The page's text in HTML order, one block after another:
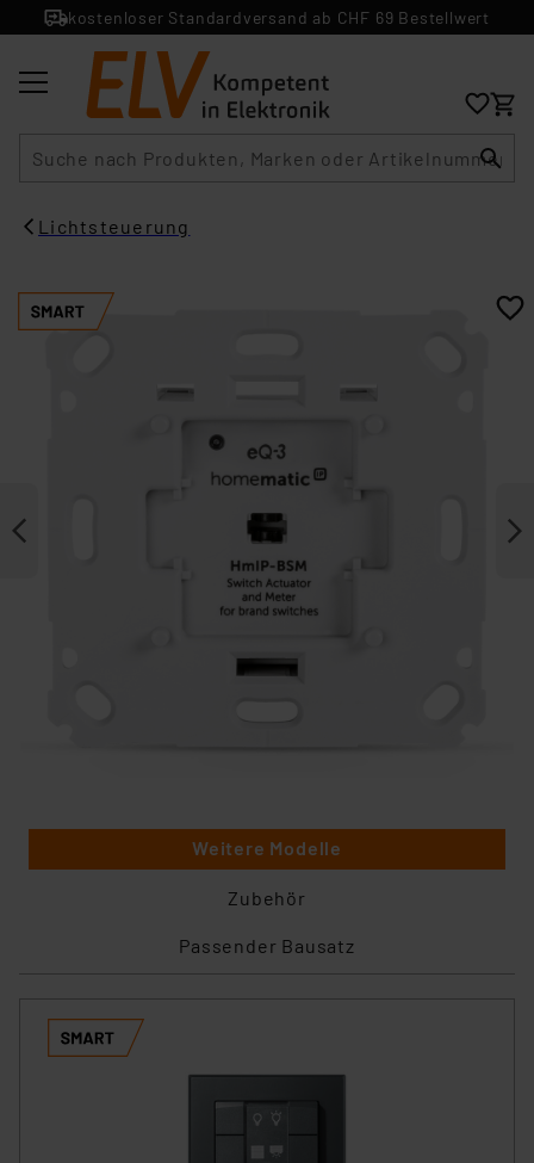
kostenloser Standardversand ab CHF 69 Bestellwert
Lichtsteuerung
Weitere Modelle
Zubehör
Passender Bausatz